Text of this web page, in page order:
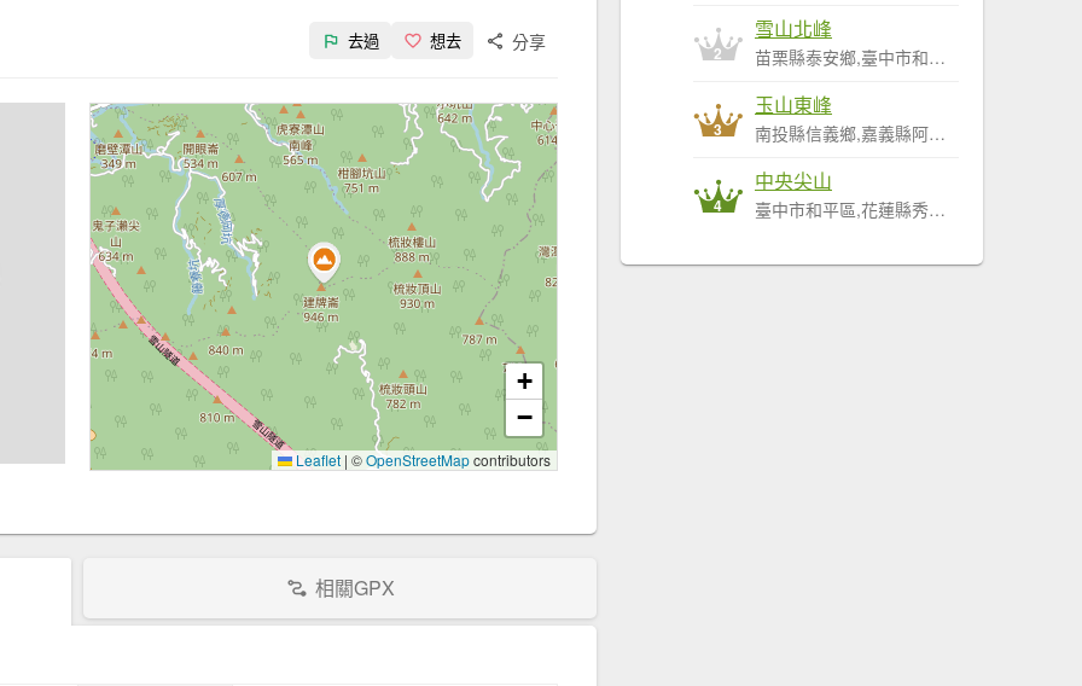
去過 想去 分享
+
−
Leaflet | ©OpenStreetMapcontributors
相關GPX
2
雪山北峰
苗栗縣泰安鄉,臺中市和平區
3
玉山東峰
南投縣信義鄉,嘉義縣阿里山鄉
4
中央尖山
臺中市和平區,花蓮縣秀林鄉